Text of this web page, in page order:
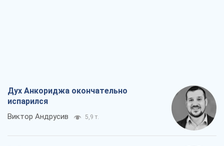
Дух Анкориджа окончательно
испарился
Виктор Андрусив 5,9 т.